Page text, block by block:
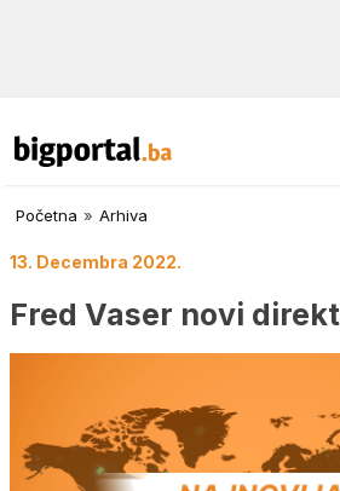
Početna » Arhiva
13. Decembra 2022.
Fred Vaser novi